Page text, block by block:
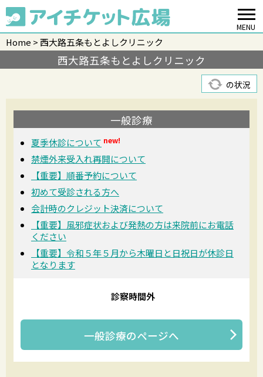
MENU
Home 西大路五条もとよしクリニック
西大路五条もとよしクリニック
の状況
一般診療
夏季休診について new!
禁煙外来受入れ再開について
【重要】順番予約について
初めて受診される方へ
会計時のクレジット決済について
【重要】風邪症状および発熱の方は来院前にお電話
ください
【重要】令和５年５月から木曜日と日祝日が休診日
となります
診察時間外
一般診療のページへ